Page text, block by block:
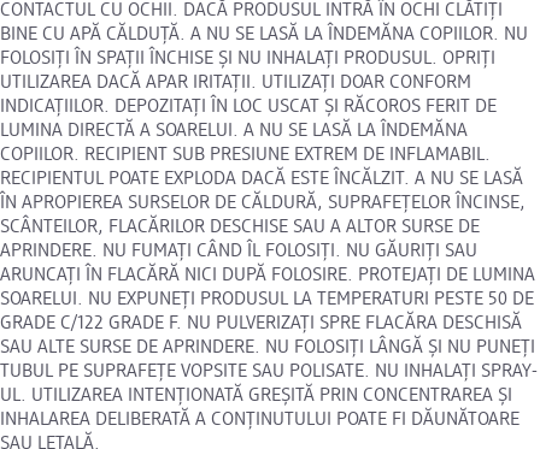
CONTACTUL CU OCHII. DACĂ PRODUSUL INTRĂ ÎN OCHI CLĂTIȚI
BINE CU APĂ CĂLDUȚĂ. A NU SE LASĂ LA ÎNDEMĂNA COPIILOR. NU
FOLOSIȚI ÎN SPAȚII ÎNCHISE ȘI NU INHALAȚI PRODUSUL. OPRIȚI
UTILIZAREA DACĂ APAR IRITAȚII. UTILIZAȚI DOAR CONFORM
INDICAȚIILOR. DEPOZITAȚI ÎN LOC USCAT ȘI RĂCOROS FERIT DE
LUMINA DIRECTĂ A SOARELUI. A NU SE LASĂ LA ÎNDEMĂNA
COPIILOR. RECIPIENT SUB PRESIUNE EXTREM DE INFLAMABIL.
RECIPIENTUL POATE EXPLODA DACĂ ESTE ÎNCĂLZIT. A NU SE LASĂ
ÎN APROPIEREA SURSELOR DE CĂLDURĂ, SUPRAFEȚELOR ÎNCINSE,
SCÂNTEILOR, FLACĂRILOR DESCHISE SAU A ALTOR SURSE DE
APRINDERE. NU FUMAȚI CÂND ÎL FOLOSIȚI. NU GĂURIȚI SAU
ARUNCAȚI ÎN FLACĂRĂ NICI DUPĂ FOLOSIRE. PROTEJAȚI DE LUMINA
SOARELUI. NU EXPUNEȚI PRODUSUL LA TEMPERATURI PESTE 50 DE
GRADE C/122 GRADE F. NU PULVERIZAȚI SPRE FLACĂRA DESCHISĂ
SAU ALTE SURSE DE APRINDERE. NU FOLOSIȚI LÂNGĂ ȘI NU PUNEȚI
TUBUL PE SUPRAFEȚE VOPSITE SAU POLISATE. NU INHALAȚI SPRAY-
UL. UTILIZAREA INTENȚIONATĂ GREȘITĂ PRIN CONCENTRAREA ȘI
INHALAREA DELIBERATĂ A CONȚINUTULUI POATE FI DĂUNĂTOARE
SAU LETALĂ.